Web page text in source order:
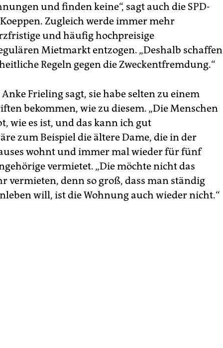
und finden keine“, sagt auch die SPD-
Zugleich werde immer mehr
und häufig hochpreisige
Mietmarkt entzogen. „Deshalb schaffen
Regeln gegen die Zweckentfremdung.“
Frieling sagt, sie habe selten zu einem
bekommen, wie zu diesem. „Die Menschen
wie es ist, und das kann ich gut
zum Beispiel die ältere Dame, die in der
wohnt und immer mal wieder für fünf
vermietet. „Die möchte nicht das
vermieten, denn so groß, dass man ständig
will, ist die Wohnung auch wieder nicht.“